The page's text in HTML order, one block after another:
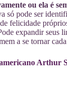
ou ela é
pode ser
felicidade
expandir seus
a se tornar
Arthur